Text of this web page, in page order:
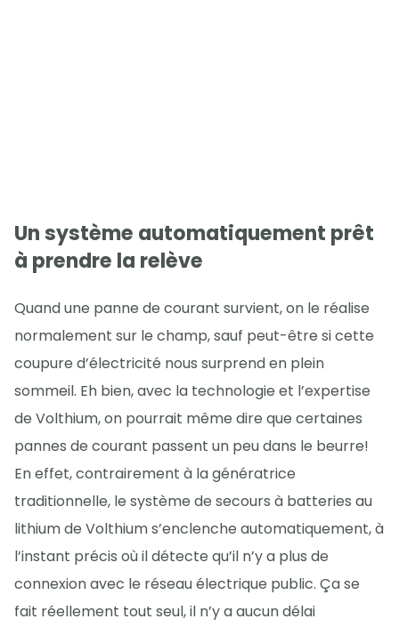
Un système automatiquement prêt
à prendre la relève
Quand une panne de courant survient, on le réalise
normalement sur le champ, sauf peut-être si cette
coupure d’électricité nous surprend en plein
sommeil. Eh bien, avec la technologie et l’expertise
de Volthium, on pourrait même dire que certaines
pannes de courant passent un peu dans le beurre!
En effet, contrairement à la génératrice
traditionnelle, le système de secours à batteries au
lithium de Volthium s’enclenche automatiquement, à
l’instant précis où il détecte qu’il n’y a plus de
connexion avec le réseau électrique public. Ça se
fait réellement tout seul, il n’y a aucun délai